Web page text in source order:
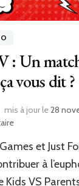
: Un
vous dit ?
mis à jour le28
sur
JV
:
et Just
à
Kids VS